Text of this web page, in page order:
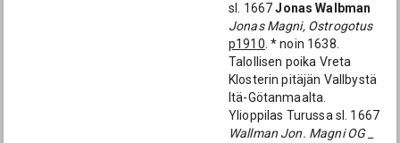
sl. 1667Jonas Walbman
Jonas Magni, Ostrogotus
p1910 . * noin 1638.
Talollisen poika Vreta
Klosterin pitäjän Vallbystä
Itä-Götanmaalta.
Ylioppilas Turussa sl. 1667
Wallman Jon. Magni OG _